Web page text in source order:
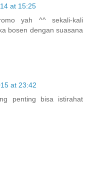
at 15:25
yah ^^ sekali-kali
bosen dengan suasana
at 23:42
penting bisa istirahat